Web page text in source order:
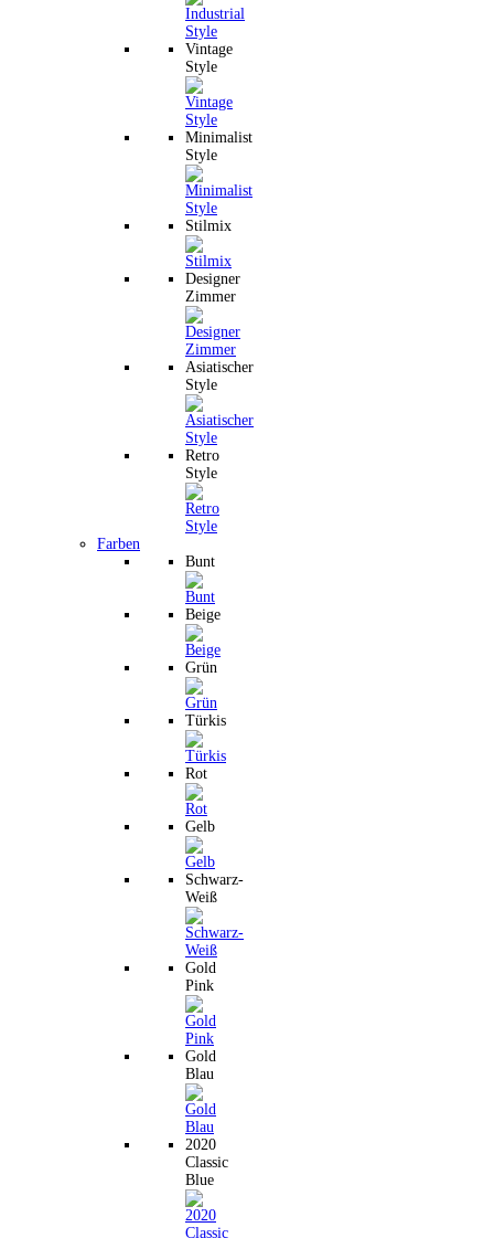
Vintage
Style
Minimalist
Style
Stilmix
Designer
Zimmer
Asiatischer
Style
Retro
Style
Farben
Bunt
Beige
Grün
Türkis
Rot
Gelb
Schwarz-
Weiß
Gold
Pink
Gold
Blau
2020
Classic
Blue